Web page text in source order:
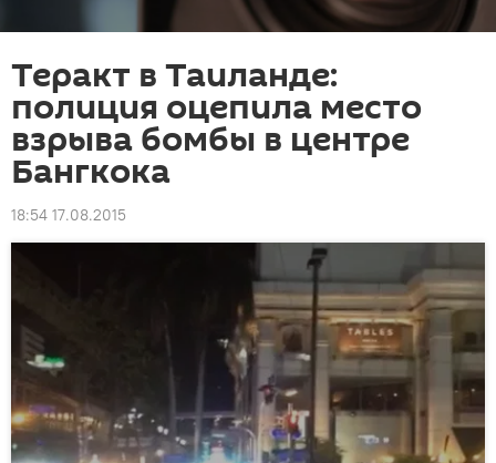
Теракт в Таиланде:
полиция оцепила место
взрыва бомбы в центре
Бангкока
18:54 17.08.2015